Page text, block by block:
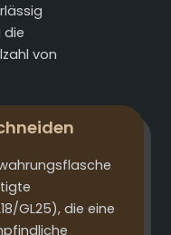
die
von
GL25), die eine